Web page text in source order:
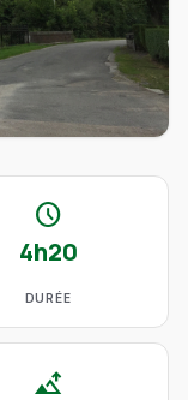
schedule
4h20
DURÉE
altitude